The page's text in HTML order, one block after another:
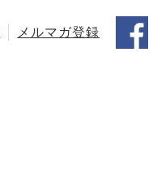
メルマガ登録